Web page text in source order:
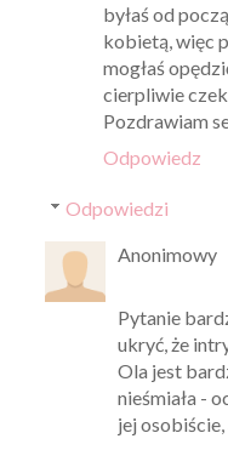
byłaś od
kobietą, więc
mogłaś
cierpliwie
Pozdrawiam
Odpowiedz
Odpowiedzi
Anonimowy
Pytanie
ukryć, że
Ola jest
nieśmiała -
jej